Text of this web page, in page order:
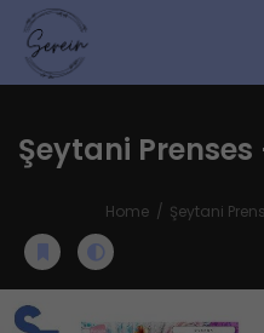
Şeytani
Home Şeytani